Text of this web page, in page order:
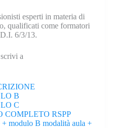
esperti in materia di
qualificati come formatori
6/3/13.
a
B
C
COMPLETO RSPP
modulo B modalità aula +